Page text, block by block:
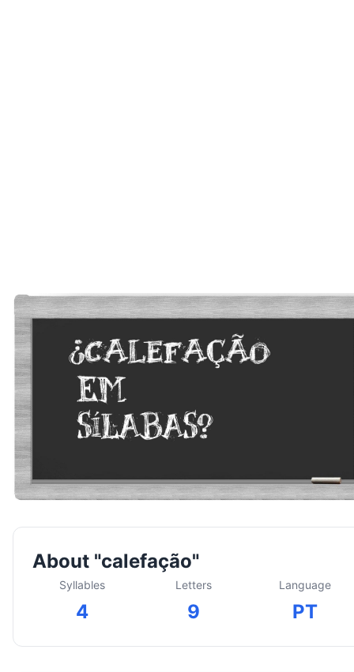
About "calefação"
Syllables
4
Letters
9
Language
PT